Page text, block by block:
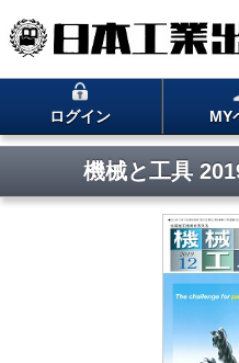
ログイン MY
機械と工具